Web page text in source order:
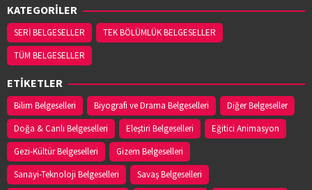
KATEGORİLER
SERİ BELGESELLER
TEK BÖLÜMLÜK BELGESELLER
TÜM BELGESELLER
ETİKETLER
Bilim Belgeselleri Biyografi ve Drama Belgeselleri
Diğer Belgeseller
Doğa & Canlı Belgeselleri
Eleştiri Belgeselleri
Eğitici Animasyon
Gezi-Kültür Belgeselleri
Gizem Belgeselleri
Sanayi-Teknoloji Belgeselleri
Savaş Belgeselleri